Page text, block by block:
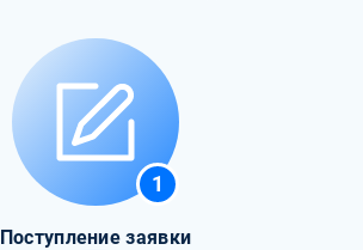
1
Поступление заявки